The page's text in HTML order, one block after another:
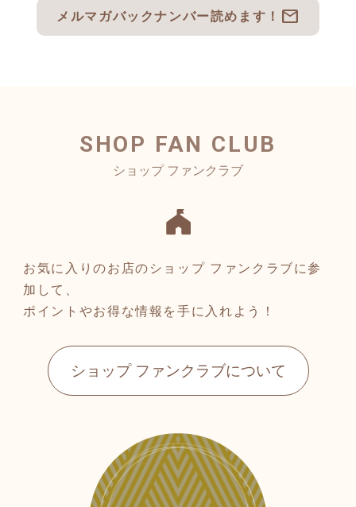
メルマガバックナンバー読めます！ mail
SHOP FAN CLUB
お気に入りのお店のショップ ファンクラブに参
加して、
ポイントやお得な情報を手に入れよう！
ショップ ファンクラブについて